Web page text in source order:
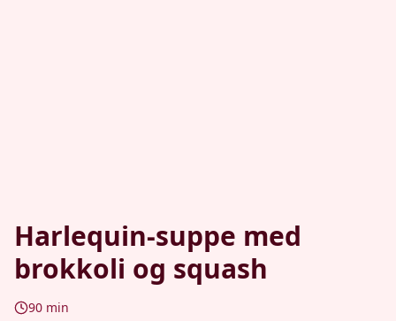
Harlequin-suppe med
brokkoli og squash
90 min